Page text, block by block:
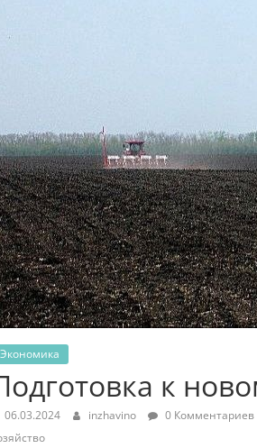
Экономика
к
06.03.2024 inzhavino 0 Комментариев